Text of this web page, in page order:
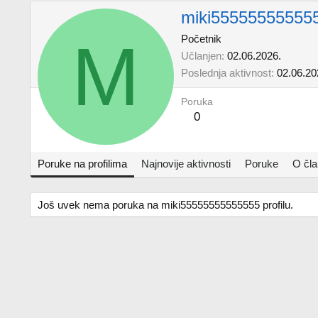
M
Početnik
Učlanjen 02.06.2026.
Poslednja aktivnost
Poruka
0
Poruke na profilima Najnovije aktivnosti Poruke O
Još uvek nema poruka na miki55555555555555 profilu.